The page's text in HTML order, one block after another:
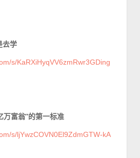
去学
s/KaRXiHyqVV6zmRwr3GDing
万富翁”的第一标准
s/ljYwzCOVN0El9ZdmGTW-kA